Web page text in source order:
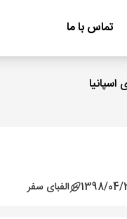
تماس با ما
1398/04/ الفبای سفر